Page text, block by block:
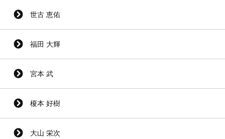
世古 恵佑
福田 大輝
宮本 武
榎本 好樹
大山 栄次